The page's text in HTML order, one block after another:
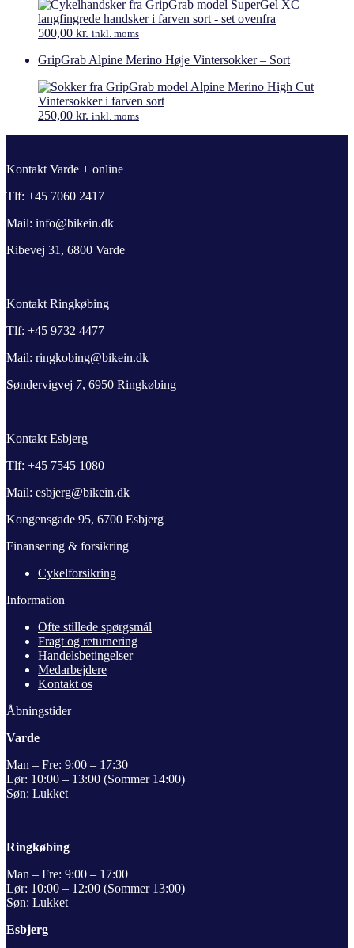
500,00 kr. inkl. moms
GripGrab Alpine Merino Høje Vintersokker – Sort
250,00 kr. inkl. moms
Kontakt Varde + online
Tlf: +45 7060 2417
Mail: info@bikein.dk
Ribevej 31, 6800 Varde
Kontakt Ringkøbing
Tlf: +45 9732 4477
Mail: ringkobing@bikein.dk
Søndervigvej 7, 6950 Ringkøbing
Kontakt Esbjerg
Tlf: +45 7545 1080
Mail: esbjerg@bikein.dk
Kongensgade 95, 6700 Esbjerg
Finansering & forsikring
Cykelforsikring
Information
Ofte stillede spørgsmål
Fragt og returnering
Handelsbetingelser
Medarbejdere
Kontakt os
Åbningstider
Varde
Man – Fre: 9:00 – 17:30
Lør: 10:00 – 13:00 (Sommer 14:00)
Søn: Lukket
Ringkøbing
Man – Fre: 9:00 – 17:00
Lør: 10:00 – 12:00 (Sommer 13:00)
Søn: Lukket
Esbjerg